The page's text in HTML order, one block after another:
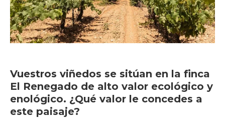
Vuestros viñedos se sitúan en la finca
El Renegado de alto valor ecológico y
enológico. ¿Qué valor le concedes a
este paisaje?